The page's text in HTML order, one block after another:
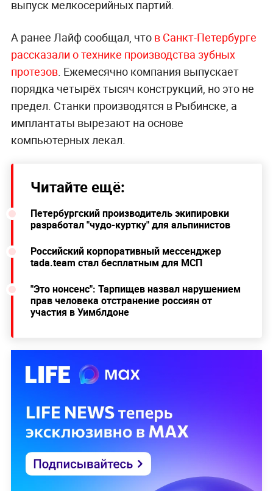
выпуск мелкосерийных партий.
А ранее Лайф сообщал, что в Санкт-Петербурге
рассказали о технике производства зубных
протезов. Ежемесячно компания выпускает
порядка четырёх тысяч конструкций, но это не
предел. Станки производятся в Рыбинске, а
имплантаты вырезают на основе
компьютерных лекал.
Читайте ещё:
Петербургский производитель экипировки
разработал "чудо-куртку" для альпинистов
Российский корпоративный мессенджер
tada.team стал бесплатным для МСП
"Это нонсенс": Тарпищев назвал нарушением
прав человека отстранение россиян от
участия в Уимблдоне